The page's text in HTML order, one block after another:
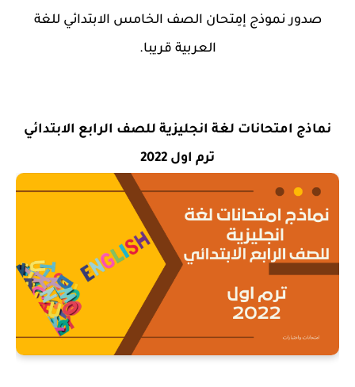
صدور نموذج إمِتحان الصف الخامس الابتدائي للغة
العربية قريبا.
نماذج امتحانات لغة انجليزية للصف الرابع الابتدائي
ترم اول 2022